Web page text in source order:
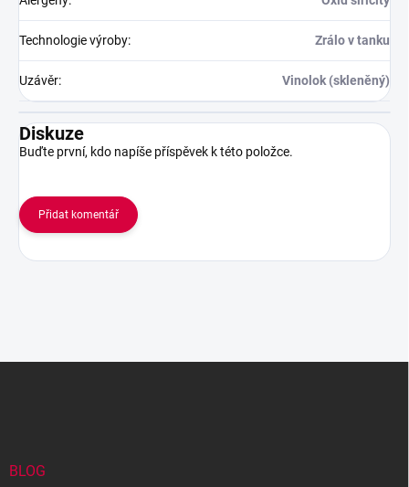
Technologie výroby: Zrálo v tanku
Uzávěr: Vinolok (skleněný)
Diskuze
Buďte první, kdo napíše příspěvek k této položce.
Přidat komentář
BLOG